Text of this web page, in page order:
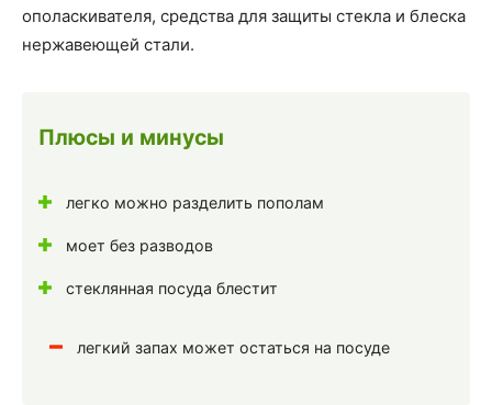
ополаскивателя, средства для защиты стекла и блеска
нержавеющей стали.
Плюсы и минусы
легко можно разделить пополам
моет без разводов
стеклянная посуда блестит
легкий запах может остаться на посуде